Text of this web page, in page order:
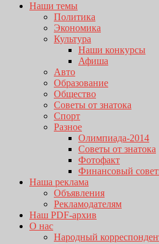
Наши темы
Политика
Экономика
Культура
Наши конкурсы
Афиша
Авто
Образование
Общество
Советы от знатока
Спорт
Разное
Олимпиада-2014
Советы от знатока
Фотофакт
Финансовый
Наша реклама
Объявления
Рекламодателям
Наш PDF-архив
О нас
Народный